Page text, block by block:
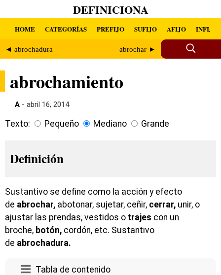
DEFINICIONA
HOME CATEGORÍAS PREFIJO SUFIJO AFIJO INFIJO
◄ abrochadura abrochar ►
abrochamiento
A - abril 16, 2014
Texto: Pequeño Mediano Grande
Definición
Sustantivo se define como la acción y efecto
de abrochar, abotonar, sujetar, ceñir, cerrar, unir, o
ajustar las prendas, vestidos o trajes con un
broche, botón, cordón, etc. Sustantivo
de abrochadura.
Tabla de contenido